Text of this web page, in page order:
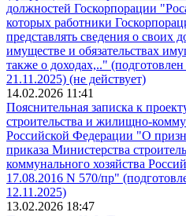
должностей Госкорпорации
которых работники
представлять сведения о своих
имуществе и обязательствах
также о доходах,.."
21.11.2025) (не действует)
14.02.2026 11:41
Пояснительная записка к
строительства и жилищно-
Российской Федерации "О
приказа Министерства
коммунального хозяйства
17.08.2016 N 570/пр"
12.11.2025)
13.02.2026 18:47